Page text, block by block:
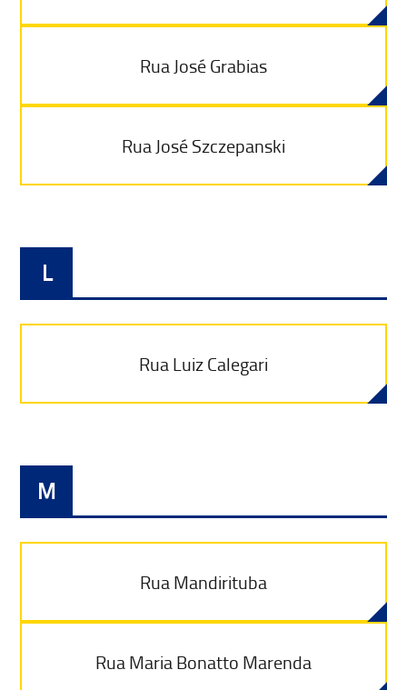
Rua José Grabias
Rua José Szczepanski
L
Rua Luiz Calegari
M
Rua Mandirituba
Rua Maria Bonatto Marenda